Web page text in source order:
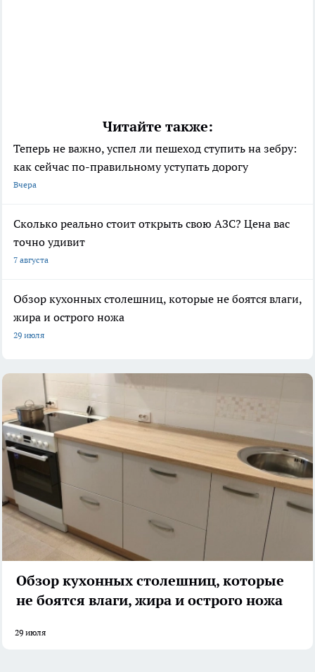
Читайте также:
Теперь не важно, успел ли пешеход ступить на зебру:
как сейчас по-правильному уступать дорогу
Вчера
Сколько реально стоит открыть свою АЗС? Цена вас
точно удивит
7 августа
Обзор кухонных столешниц, которые не боятся влаги,
жира и острого ножа
29 июля
Обзор кухонных столешниц, которые
не боятся влаги, жира и острого ножа
29 июля